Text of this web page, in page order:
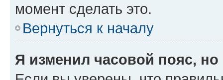
момент сделать это.
Вернуться к началу
Я изменил часовой пояс,